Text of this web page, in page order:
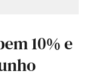
10% e